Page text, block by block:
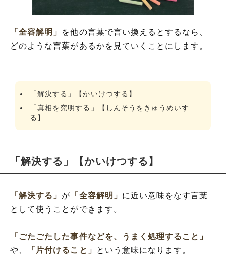
「全容解明」 を他の言葉で言い換えるとするなら、
どのような言葉があるかを見ていくことにします。
「解決する」【かいけつする】
「真相を究明する」【しんそうをきゅうめいす
る】
「解決する」【かいけつする】
「解決する」 が 「全容解明」 に近い意味をなす言葉
として使うことができます。
「ごたごたした事件などを、うまく処理すること」
や、
「片付けること」 という意味になります。